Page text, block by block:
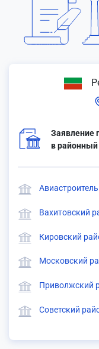
Заявление
в районный
Вахитовский
Кировский
Московский
Приволжский
Советский